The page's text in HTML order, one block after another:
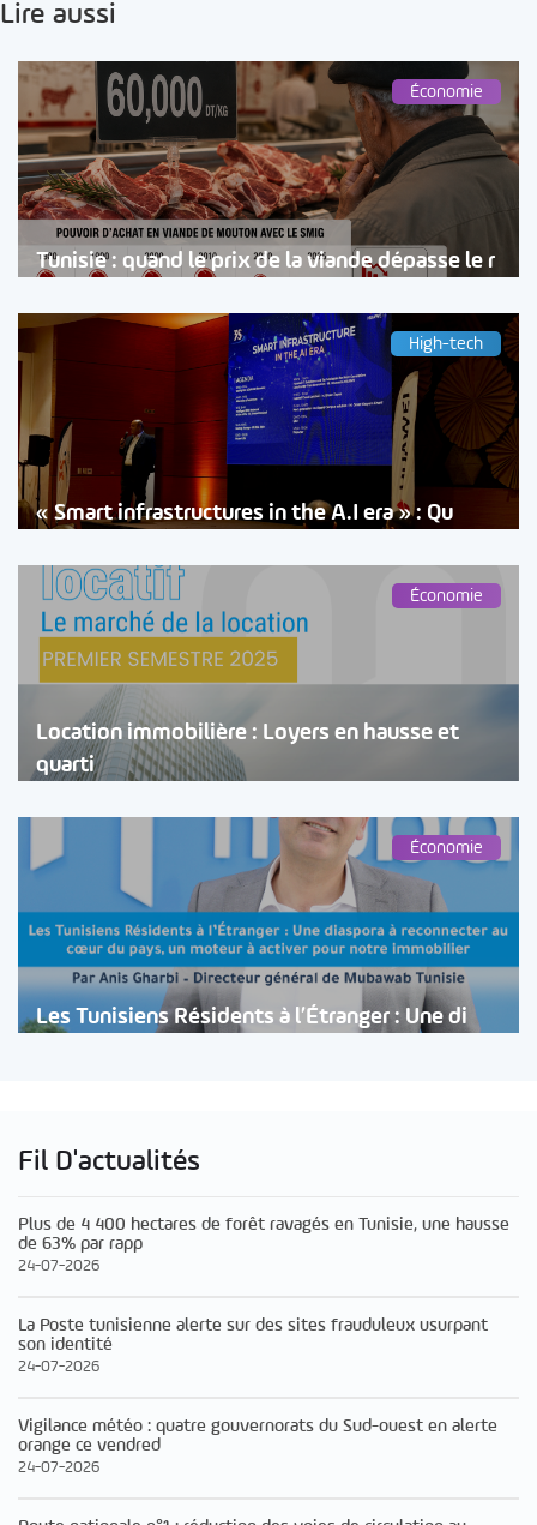
Lire aussi
Économie
Tunisie : quand le prix de la viande dépasse le r
High-tech
« Smart infrastructures in the A.I era » : Qu
Économie
Location immobilière : Loyers en hausse et
quarti
Économie
Les Tunisiens Résidents à l’Étranger : Une di
Fil D'actualités
Plus de 4 400 hectares de forêt ravagés en Tunisie, une hausse
de 63% par rapp
24-07-2026
La Poste tunisienne alerte sur des sites frauduleux usurpant
son identité
24-07-2026
Vigilance météo : quatre gouvernorats du Sud-ouest en alerte
orange ce vendred
24-07-2026